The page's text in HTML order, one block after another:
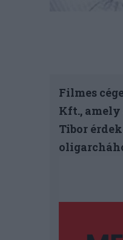
Filmes
Kft., amely
Tibor